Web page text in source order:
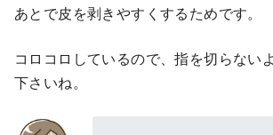
あとで皮を剥きやすくするためです。
コロコロしているので、指を切らない
下さいね。